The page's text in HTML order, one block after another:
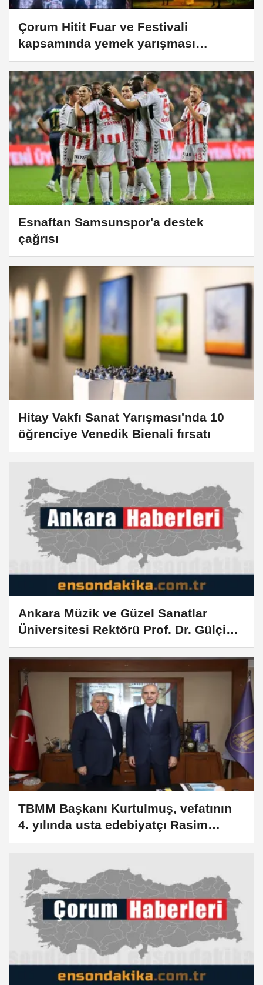
Çorum Hitit Fuar ve Festivali
kapsamında yemek yarışması
düzenlendi
Esnaftan Samsunspor'a destek
çağrısı
Hitay Vakfı Sanat Yarışması'nda 10
öğrenciye Venedik Bienali fırsatı
Ankara Müzik ve Güzel Sanatlar
Üniversitesi Rektörü Prof. Dr. Gülçin
Yahya Kaçar görevine başladı:
TBMM Başkanı Kurtulmuş, vefatının
4. yılında usta edebiyatçı Rasim
Özdenören'i andı